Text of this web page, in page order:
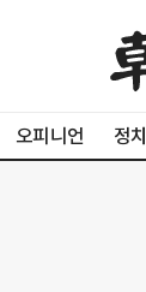
오피니언 정치